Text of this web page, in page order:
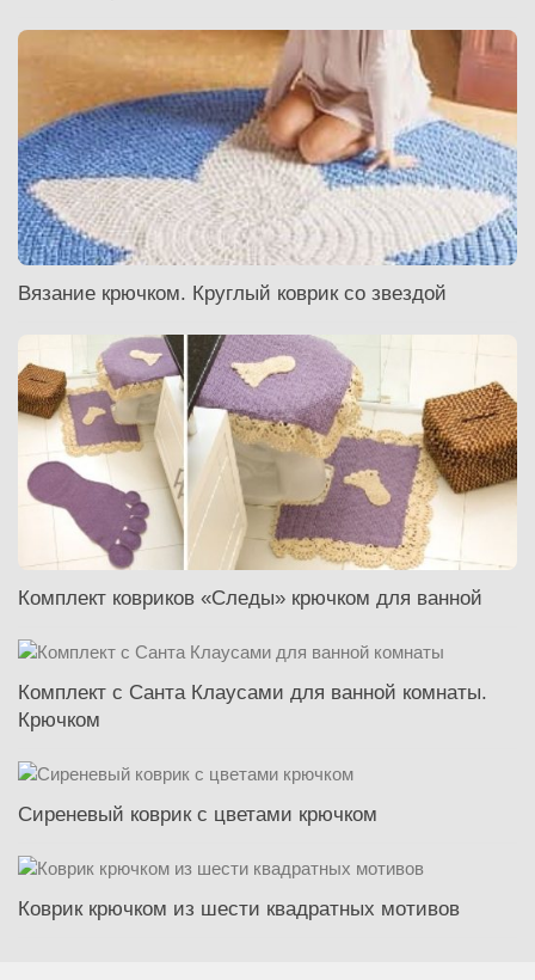
Вязание крючком. Круглый коврик со звездой
Комплект ковриков «Следы» крючком для ванной
Комплект с Санта Клаусами для ванной комнаты.
Крючком
Сиреневый коврик с цветами крючком
Коврик крючком из шести квадратных мотивов